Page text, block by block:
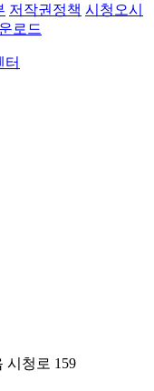
저작권정책 시청오시
로드
터
시청로 159